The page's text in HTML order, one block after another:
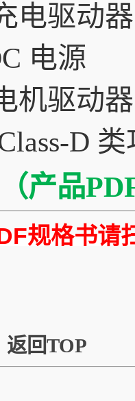
电驱动
电源
机驱动器
D
产品
规格书请
返回TOP